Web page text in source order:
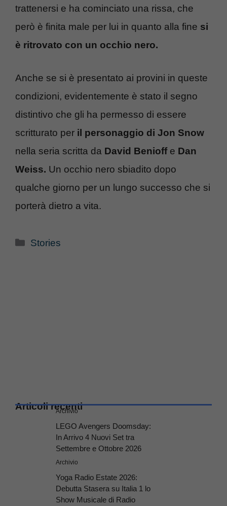
trattenersi e ha cominciato una rissa, che
però è finita male per lui in quanto alla fine si
è ritrovato con un occhio nero.
Anche se si è presentato ai provini in queste
condizioni, evidentemente è stato il segno
distintivo che gli ha permesso di essere
scritturato per il personaggio di Jon Snow
nella seria scritta da David Benioffe Dan
Weiss. Un occhio nero sbiadito dopo
qualche giorno per un lungo successo che si
porterà dietro a vita.
Categorie
Stories
Articoli recenti
Archivio
LEGO Avengers Doomsday:
In Arrivo 4 Nuovi Set tra
Settembre e Ottobre 2026
Archivio
Yoga Radio Estate 2026:
Debutta Stasera su Italia 1 lo
Show Musicale di Radio